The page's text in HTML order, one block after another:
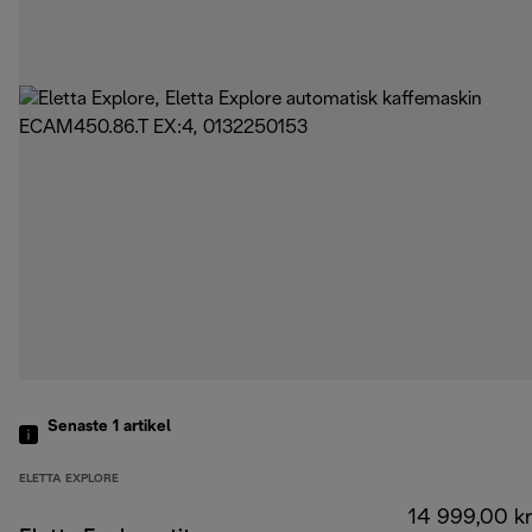
Senaste 1 artikel
ELETTA EXPLORE
14 999,00 kr